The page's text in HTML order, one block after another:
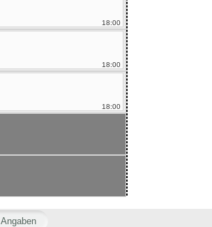
Angaben
18:00
18:00
18:00